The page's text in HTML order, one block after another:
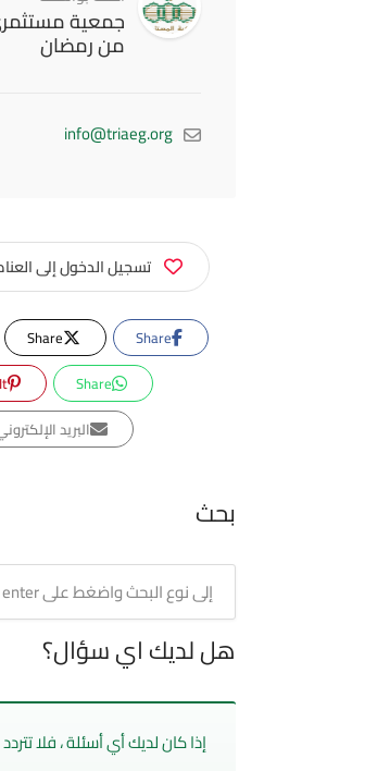
جمعية
من رمضان
info@triaeg.org
تسجيل الدخول إلى
Share
Share
Share
Pin It
البريد
بحث
هل لديك اي سؤال؟
إذا كان لديك أي أسئلة ، فلا